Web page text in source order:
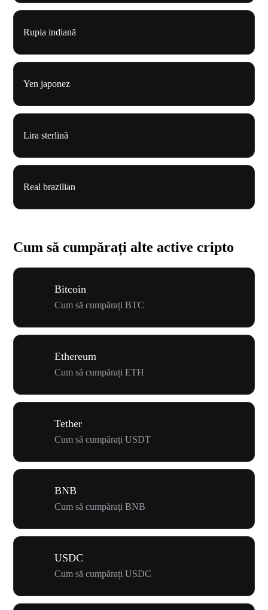
Rupia indiană
Yen japonez
Lira sterlină
Real brazilian
Cum să cumpărați alte active cripto
Bitcoin
Cum să cumpărați BTC
Ethereum
Cum să cumpărați ETH
Tether
Cum să cumpărați USDT
BNB
Cum să cumpărați BNB
USDC
Cum să cumpărați USDC